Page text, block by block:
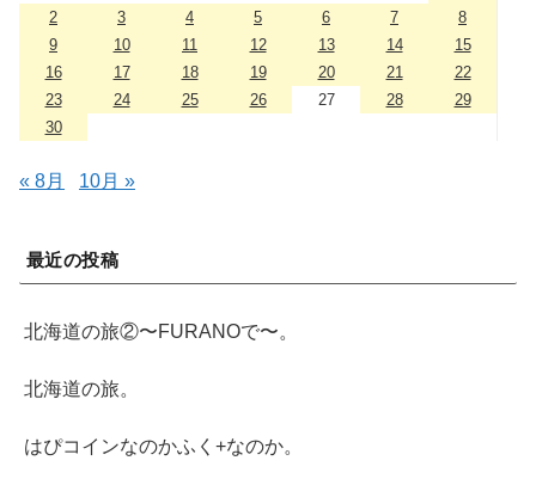
2
3 4 5 6 7
8
9
10 11 12 13 14
15
16
17 18 19 20 21
22
23
24 25 26 27 28
29
30
« 8月 10月 »
最近の投稿
北海道の旅②〜FURANOで〜。
北海道の旅。
はぴコインなのかふく+なのか。